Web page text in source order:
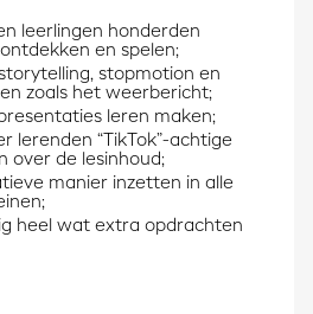
leerlingen honderden
en spelen;
stopmotion en
zoals het weerbericht;
leren maken;
lerenden “TikTok”-achtige
over de lesinhoud;
manier inzetten in alle
heel wat extra opdrachten